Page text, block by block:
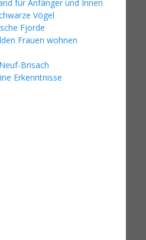
für Anfänger und Innen
Vögel
Fjorde
Frauen wohnen
Brisach
Erkenntnisse